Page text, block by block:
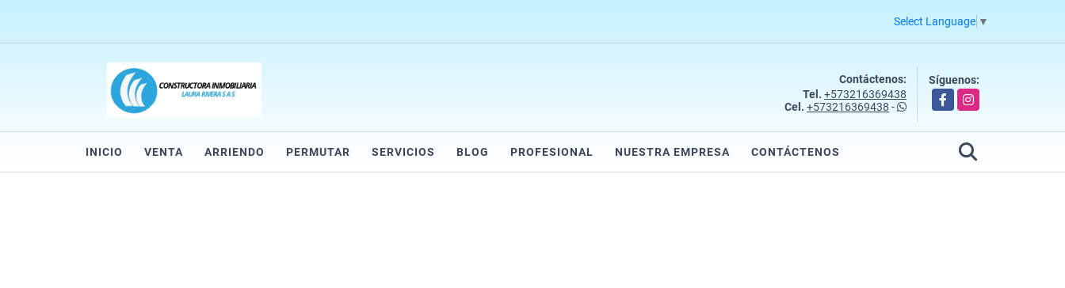
Select Language ▼
Contáctenos:
Tel. +573216369438
Cel. +573216369438 -
Síguenos:
FacebookInstagram
INICIO VENTA ARRIENDO PERMUTAR SERVICIOS BLOG PROFESIONAL NUESTRA EMPRESA CONTÁCTENOS